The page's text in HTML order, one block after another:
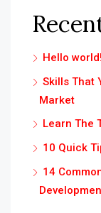
Hello world!
Skills That
Market
Learn The
10 Quick
14